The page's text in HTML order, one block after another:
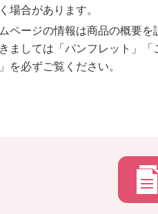
場合があります。
ページの情報は商品の概要を
ましては「パンフレット」
を必ずご覧ください。